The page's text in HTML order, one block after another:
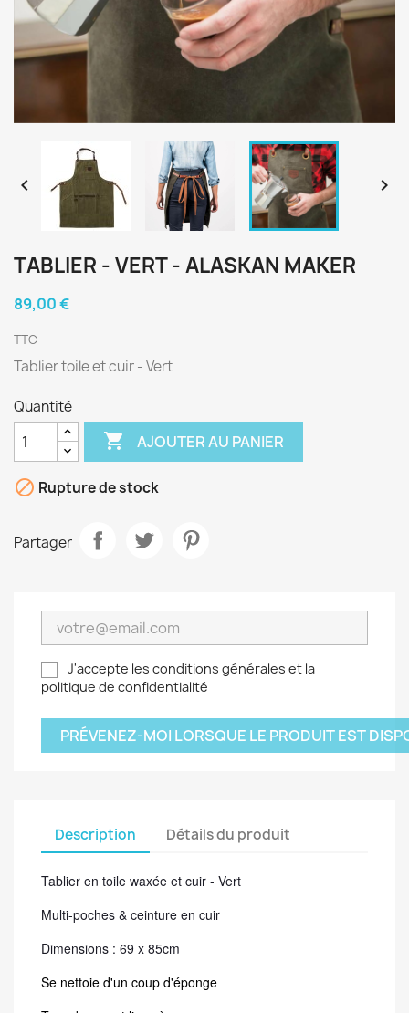
 
TABLIER - VERT - ALASKAN MAKER
89,00 €
TTC
Tablier toile et cuir - Vert
Quantité
 AJOUTER AU PANIER
 Rupture de stock
Partager
J'accepte les conditions générales et la
politique de confidentialité
PRÉVENEZ-MOI LORSQUE LE PRODUIT EST
Description Détails du produit
Tablier en toile waxée et cuir - Vert
Multi-poches & ceinture en cuir
Dimensions : 69 x 85cm
Se nettoie d'un coup d'éponge